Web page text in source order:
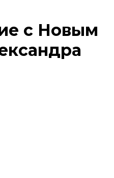
с Новым